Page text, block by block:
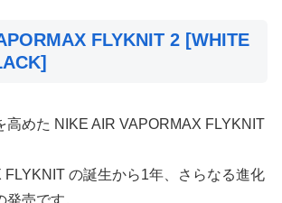
FLYKNIT 2 [WHITE
高めた NIKE AIR VAPORMAX FLYKNIT
FLYKNIT の誕生から1年、さらなる進化